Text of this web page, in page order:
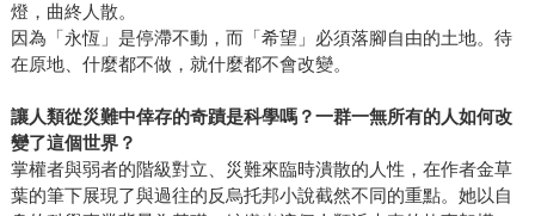
燈，曲終人散。
因為「永恆」是停滯不動，而「希望」必須落腳自由的土地。待
在原地、什麼都不做，就什麼都不會改變。
讓人類從災難中倖存的奇蹟是科學嗎？一群一無所有的人如何改
變了這個世界？
掌權者與弱者的階級對立、災難來臨時潰散的人性，在作者金草
葉的筆下展現了與過往的反烏托邦小說截然不同的重點。她以自